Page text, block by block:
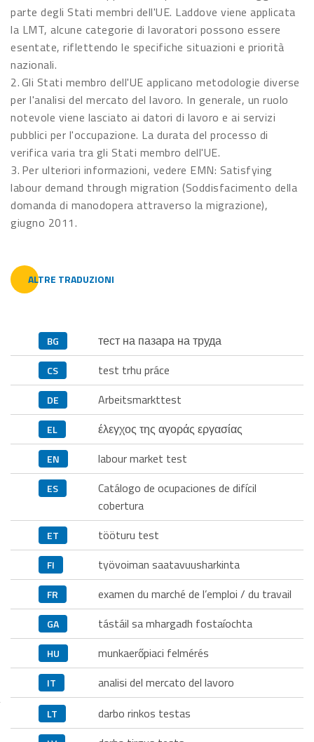
parte degli Stati membri dell'UE. Laddove viene applicata
la LMT, alcune categorie di lavoratori possono essere
esentate, riflettendo le specifiche situazioni e priorità
nazionali.
2. Gli Stati membro dell'UE applicano metodologie diverse
per l'analisi del mercato del lavoro. In generale, un ruolo
notevole viene lasciato ai datori di lavoro e ai servizi
pubblici per l'occupazione. La durata del processo di
verifica varia tra gli Stati membro dell'UE.
3. Per ulteriori informazioni, vedere EMN: Satisfying
labour demand through migration (Soddisfacimento della
domanda di manodopera attraverso la migrazione),
giugno 2011.
ALTRE TRADUZIONI
BG тест на пазара на труда
CS test trhu práce
DE Arbeitsmarkttest
EL έλεγχος της αγοράς εργασίας
EN labour market test
ES
Catálogo de ocupaciones de difícil
cobertura
ET tööturu test
FI työvoiman saatavuusharkinta
FR examen du marché de l’emploi / du travail
GA tástáil sa mhargadh fostaíochta
HU munkaerőpiaci felmérés
IT analisi del mercato del lavoro
LT darbo rinkos testas